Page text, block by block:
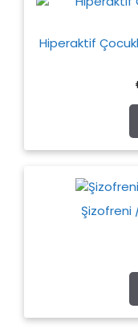
Hiperaktif
Şizofreni